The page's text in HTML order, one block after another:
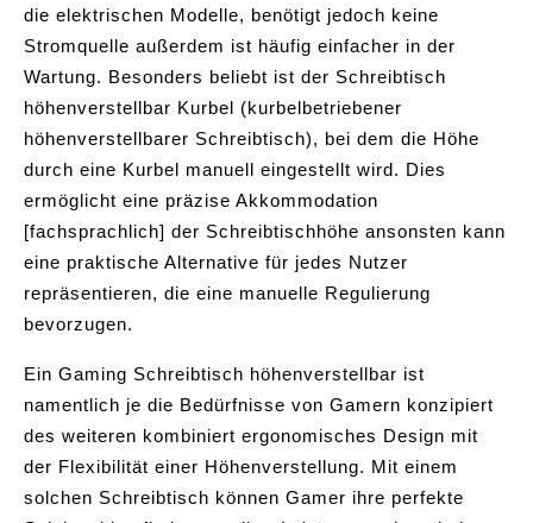
die elektrischen Modelle, benötigt jedoch keine
Stromquelle außerdem ist häufig einfacher in der
Wartung. Besonders beliebt ist der Schreibtisch
höhenverstellbar Kurbel (kurbelbetriebener
höhenverstellbarer Schreibtisch), bei dem die Höhe
durch eine Kurbel manuell eingestellt wird. Dies
ermöglicht eine präzise Akkommodation
[fachsprachlich] der Schreibtischhöhe ansonsten kann
eine praktische Alternative für jedes Nutzer
repräsentieren, die eine manuelle Regulierung
bevorzugen.
Ein Gaming Schreibtisch höhenverstellbar ist
namentlich je die Bedürfnisse von Gamern konzipiert
des weiteren kombiniert ergonomisches Design mit
der Flexibilität einer Höhenverstellung. Mit einem
solchen Schreibtisch können Gamer ihre perfekte